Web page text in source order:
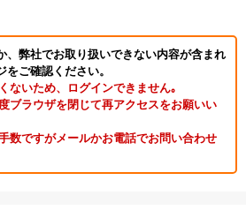
弊社でお取り扱いできない内容が含まれ
ご確認ください。
ないため、ログインできません｡
ブラウザを閉じて再アクセスをお願いい
数ですがメールかお電話でお問い合わせ